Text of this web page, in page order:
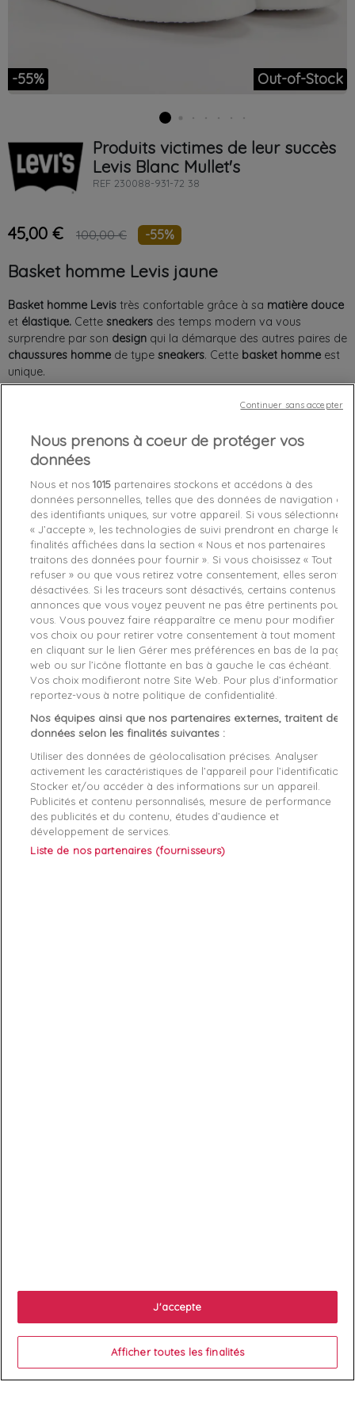
-55% Out-of-Stock
Produits victimes de leur succès
Levis Blanc Mullet's
REF 230088-931-72 38
45,00 € 100,00 € -55%
Basket homme Levis jaune
Basket homme Levis très confortable grâce à sa matière douce
et élastique. Cette sneakers des temps modern va vous
surprendre par son design qui la démarque des autres paires de
chaussures homme de type sneakers. Cette basket homme est
unique.
Chez vousentre le lundi 10/08/26et le mardi 11/08/26
Out-of-Stock
Je craque ! favorite_border
Livraison gratuite *
Retours sous 100 jours
Produit certifié authentique
Caractéristiques produit
Reference: 230088-931-72
Manufacture: Levis
Product category: Hommes
Votre compte 
Nous prenons à coeur de protéger vos
données
Nous et nos1015 partenaires stockons et accédons à des
données personnelles, telles que des données de navigation ou
des identifiants uniques, sur votre appareil. Si vous sélectionnez
« J’accepte », les technologies de suivi prendront en charge les
finalités affichées dans la section « Nous et nos partenaires
traitons des données pour fournir ». Si vous choisissez « Tout
refuser » ou que vous retirez votre consentement, elles seront
désactivées. Si les traceurs sont désactivés, certains contenus et
annonces que vous voyez peuvent ne pas être pertinents pour
vous. Vous pouvez faire réapparaître ce menu pour modifier
vos choix ou pour retirer votre consentement à tout moment
en cliquant sur le lien Gérer mes préférences en bas de la page
web ou sur l’icône flottante en bas à gauche le cas échéant.
Vos choix modifieront notre Site Web. Pour plus d’informations,
reportez-vous à notre politique de confidentialité.
Nos équipes ainsi que nos partenaires externes, traitent des
données selon les finalités suivantes :
Utiliser des données de géolocalisation précises. Analyser
activement les caractéristiques de l’appareil pour l’identification.
Stocker et/ou accéder à des informations sur un appareil.
Publicités et contenu personnalisés, mesure de performance
des publicités et du contenu, études d’audience et
développement de services.
Liste de nos partenaires (fournisseurs)
J'accepte
Afficher toutes les finalités
Continuer sans accepter